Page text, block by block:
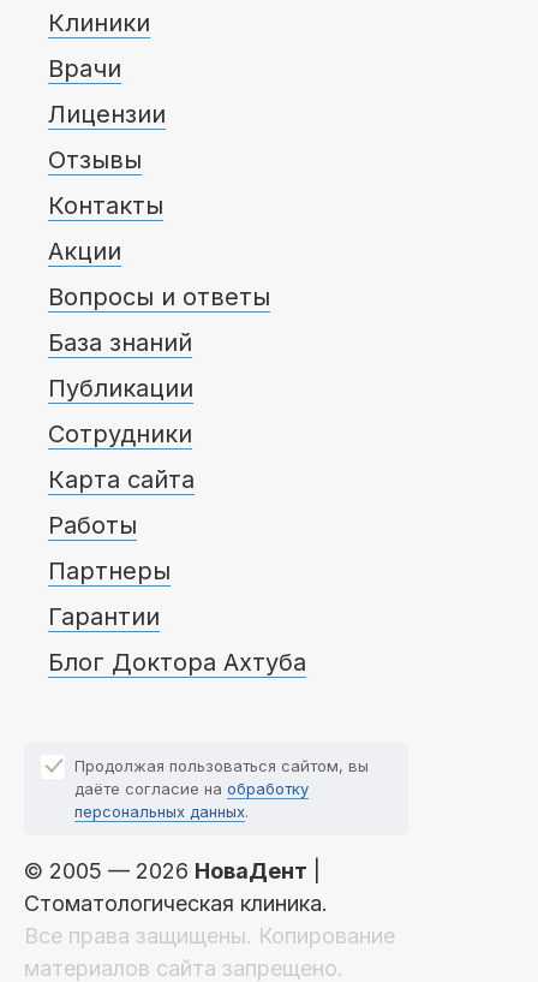
Клиники
Врачи
Лицензии
Отзывы
Контакты
Акции
Вопросы и ответы
База знаний
Публикации
Сотрудники
Карта сайта
Работы
Партнеры
Гарантии
Блог Доктора Ахтуба
Продолжая пользоваться сайтом, вы
даёте согласие на обработку
персональных данных.
© 2005 — 2026 НоваДент
Стоматологическая клиника.
Все права защищены. Копирование
материалов сайта запрещено.